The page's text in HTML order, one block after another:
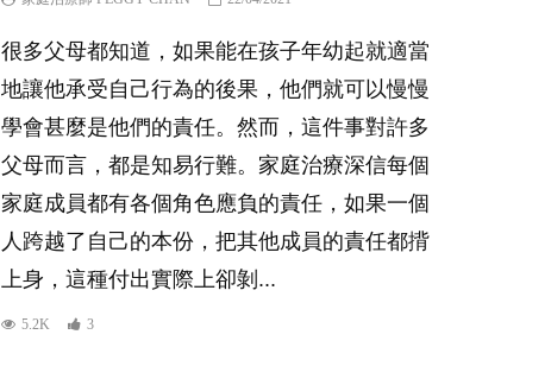
很多父母都知道，如果能在孩子年幼起就適當
地讓他承受自己行為的後果，他們就可以慢慢
學會甚麼是他們的責任。然而，這件事對許多
父母而言，都是知易行難。家庭治療深信每個
家庭成員都有各個角色應負的責任，如果一個
人跨越了自己的本份，把其他成員的責任都揹
上身，這種付出實際上卻剝...
5.2K 3